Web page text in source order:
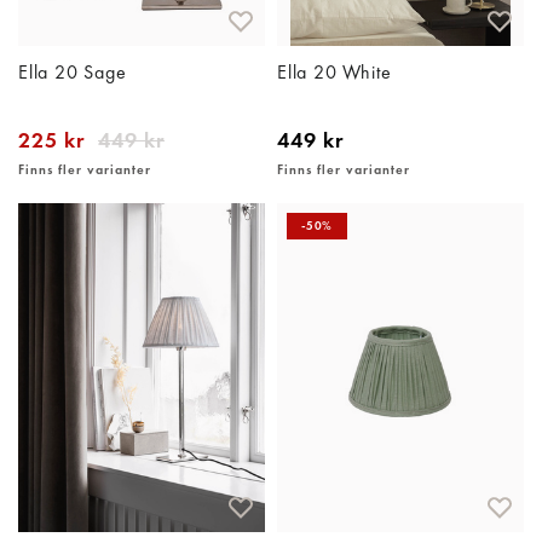
Ella 20 Sage
225 kr 449 kr
Finns fler varianter
Ella 20 White
449 kr
Finns fler varianter
-50%